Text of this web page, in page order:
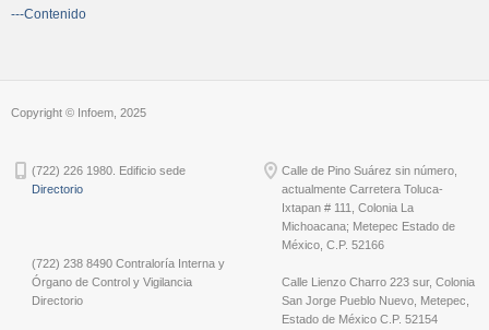
---Contenido
Copyright © Infoem, 2025
(722) 226 1980. Edificio sede
Directorio
(722) 238 8490 Contraloría Interna y
Órgano de Control y Vigilancia
Directorio
Calle de Pino Suárez sin número,
actualmente Carretera Toluca-
Ixtapan # 111, Colonia La
Michoacana; Metepec Estado de
México, C.P. 52166
Calle Lienzo Charro 223 sur, Colonia
San Jorge Pueblo Nuevo, Metepec,
Estado de México C.P. 52154